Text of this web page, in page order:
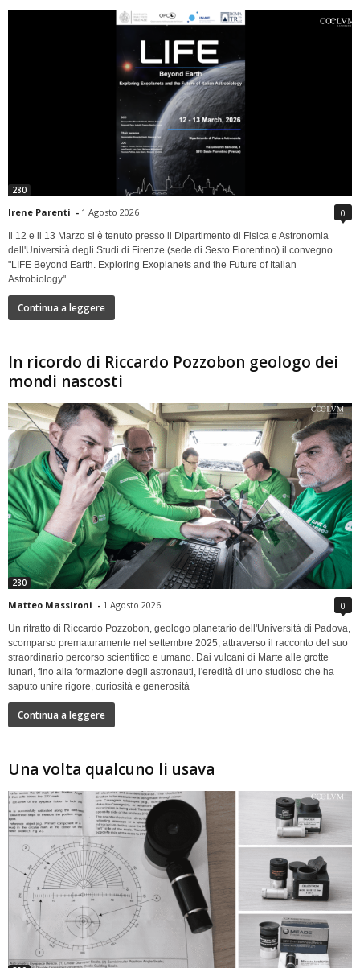
280
Irene Parenti - 1 Agosto 2026 0
Il 12 e il 13 Marzo si è tenuto presso il Dipartimento di Fisica e Astronomia
dell'Università degli Studi di Firenze (sede di Sesto Fiorentino) il convegno
"LIFE Beyond Earth. Exploring Exoplanets and the Future of Italian
Astrobiology"
Continua a leggere
In ricordo di Riccardo Pozzobon geologo dei
mondi nascosti
280
Matteo Massironi - 1 Agosto 2026 0
Un ritratto di Riccardo Pozzobon, geologo planetario dell'Università di Padova,
scomparso prematuramente nel settembre 2025, attraverso il racconto del suo
straordinario percorso scientifico e umano. Dai vulcani di Marte alle grotte
lunari, fino alla formazione degli astronauti, l'eredità di uno studioso che ha
saputo unire rigore, curiosità e generosità
Continua a leggere
Una volta qualcuno li usava